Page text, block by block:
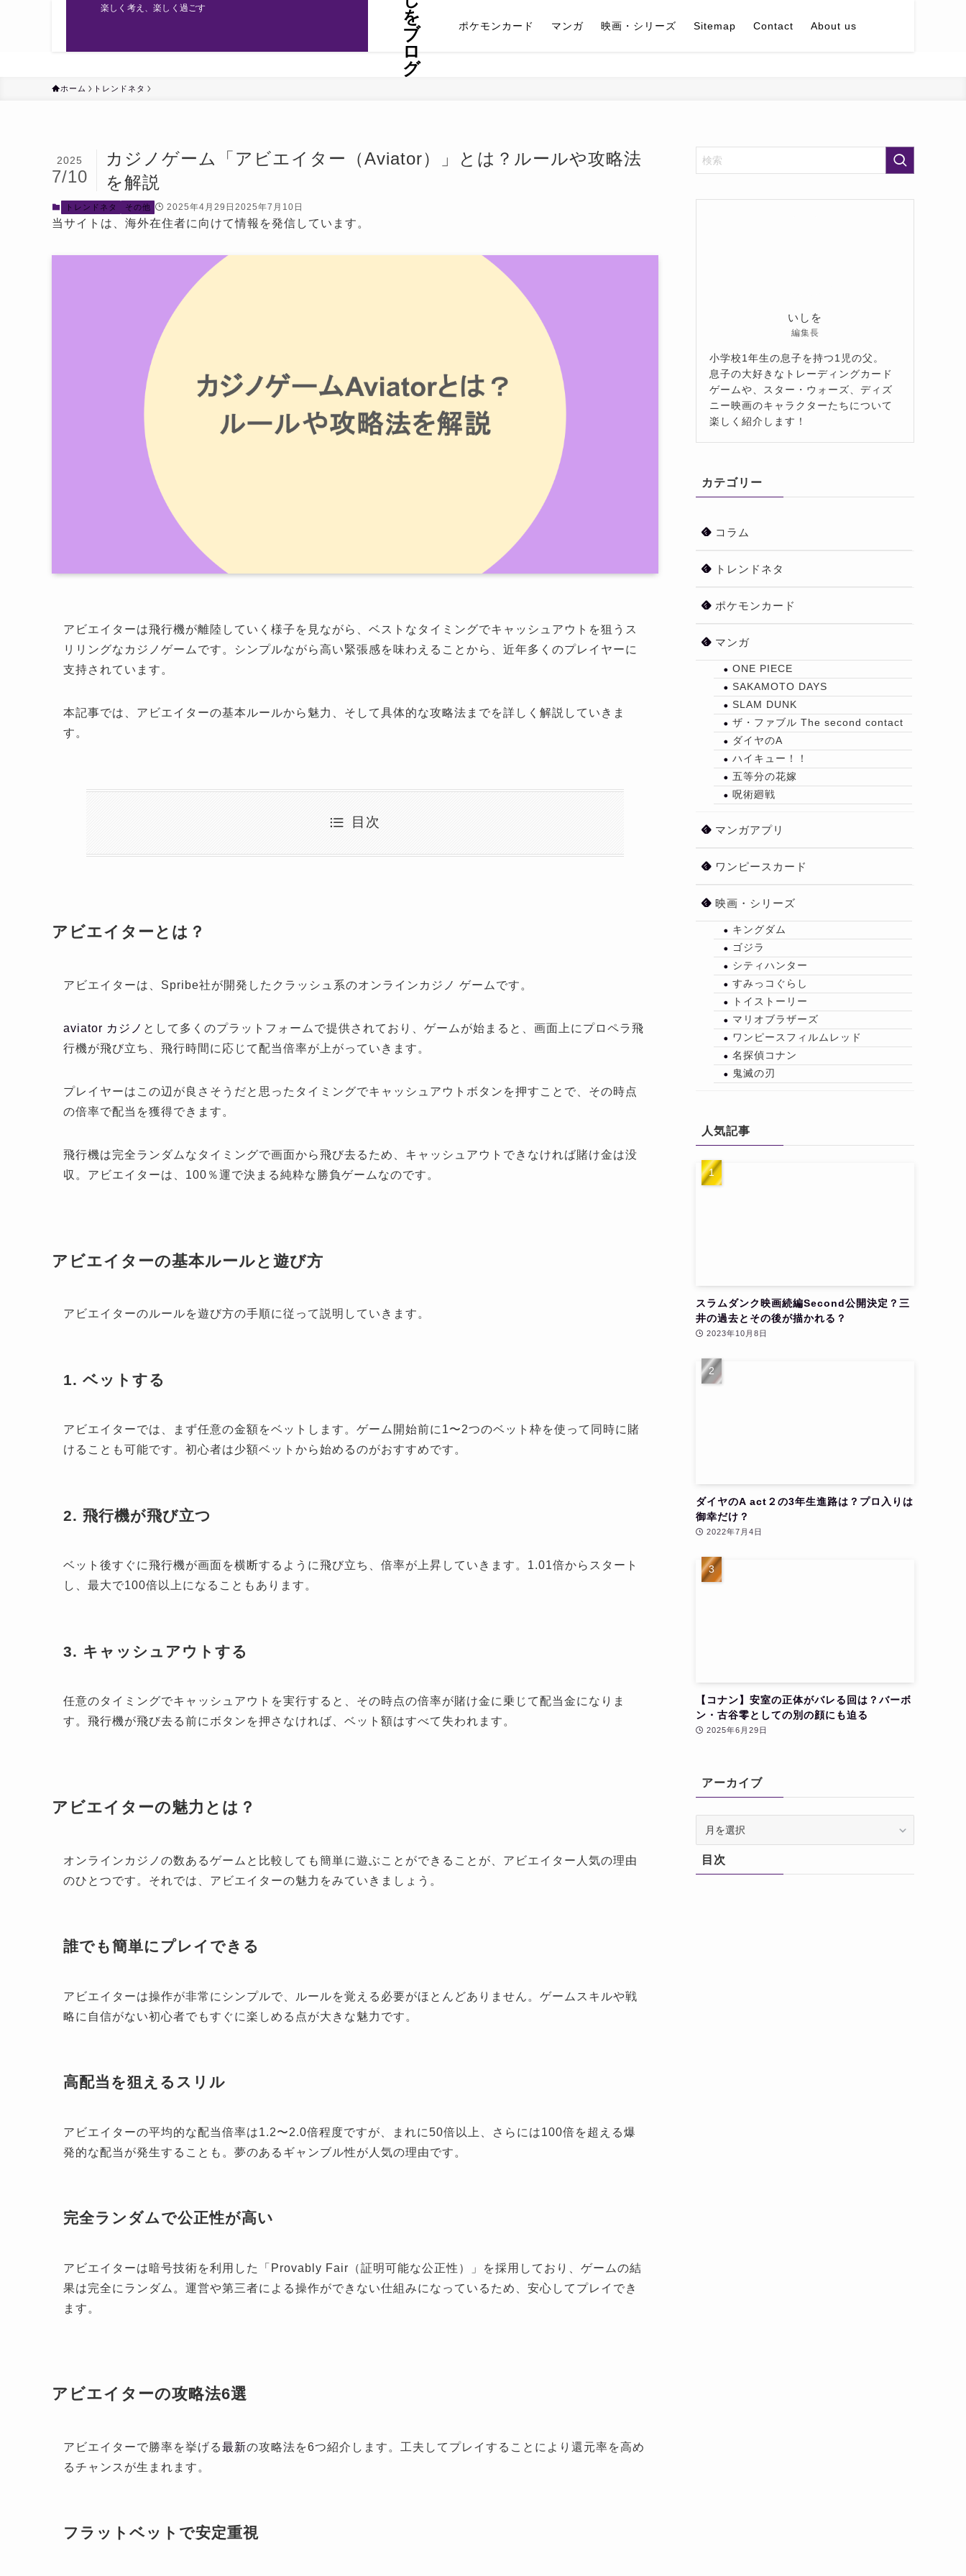
楽しく考え、楽しく過ごす
を
ブ
ロ
グ
ポケモンカード マンガ 映画・シリーズ Sitemap Contact About us
ホーム トレンドネタ
カジノゲーム「アビエイター（Aviator）」とは？ルールや攻略法
を解説
2025
7/10
トレンドネタ その他 2025年4月29日 2025年7月10日
当サイトは、海外在住者に向けて情報を発信しています。
アビエイターは飛行機が離陸していく様子を見ながら、ベストなタイミングでキャッシュアウトを狙うス
リリングなカジノゲームです。シンプルながら高い緊張感を味わえることから、近年多くのプレイヤーに
支持されています。
本記事では、アビエイターの基本ルールから魅力、そして具体的な攻略法までを詳しく解説していきま
す。
目次
アビエイターとは？
アビエイターは、Spribe社が開発したクラッシュ系のオンラインカジノ ゲームです。
aviator カジノ として多くのプラットフォームで提供されており、ゲームが始まると、画面上にプロペラ飛
行機が飛び立ち、飛行時間に応じて配当倍率が上がっていきます。
プレイヤーはこの辺が良さそうだと思ったタイミングでキャッシュアウトボタンを押すことで、その時点
の倍率で配当を獲得できます。
飛行機は完全ランダムなタイミングで画面から飛び去るため、キャッシュアウトできなければ賭け金は没
収。アビエイターは、100％運で決まる純粋な勝負ゲームなのです。
アビエイターの基本ルールと遊び方
アビエイターのルールを遊び方の手順に従って説明していきます。
1. ベットする
アビエイターでは、まず任意の金額をベットします。ゲーム開始前に1〜2つのベット枠を使って同時に賭
けることも可能です。初心者は少額ベットから始めるのがおすすめです。
2. 飛行機が飛び立つ
ベット後すぐに飛行機が画面を横断するように飛び立ち、倍率が上昇していきます。1.01倍からスタート
し、最大で100倍以上になることもあります。
3. キャッシュアウトする
任意のタイミングでキャッシュアウトを実行すると、その時点の倍率が賭け金に乗じて配当金になりま
す。飛行機が飛び去る前にボタンを押さなければ、ベット額はすべて失われます。
アビエイターの魅力とは？
オンラインカジノの数あるゲームと比較しても簡単に遊ぶことができることが、アビエイター人気の理由
のひとつです。それでは、アビエイターの魅力をみていきましょう。
誰でも簡単にプレイできる
アビエイターは操作が非常にシンプルで、ルールを覚える必要がほとんどありません。ゲームスキルや戦
略に自信がない初心者でもすぐに楽しめる点が大きな魅力です。
高配当を狙えるスリル
アビエイターの平均的な配当倍率は1.2〜2.0倍程度ですが、まれに50倍以上、さらには100倍を超える爆
発的な配当が発生することも。夢のあるギャンブル性が人気の理由です。
完全ランダムで公正性が高い
アビエイターは暗号技術を利用した「Provably Fair（証明可能な公正性）」を採用しており、ゲームの結
果は完全にランダム。運営や第三者による操作ができない仕組みになっているため、安心してプレイでき
ます。
アビエイターの攻略法6選
アビエイターで勝率を挙げる最新の攻略法を6つ紹介します。工夫してプレイすることにより還元率を高め
るチャンスが生まれます。
フラットベットで安定重視
いしを
編集長
小学校1年生の息子を持つ1児の父。
息子の大好きなトレーディングカード
ゲームや、スター・ウォーズ、ディズ
ニー映画のキャラクターたちについて
楽しく紹介します！
カテゴリー
コラム
トレンドネタ
ポケモンカード
マンガ
ONE PIECE
SAKAMOTO DAYS
SLAM DUNK
ザ・ファブル The second contact
ダイヤのA
ハイキュー！！
五等分の花嫁
呪術廻戦
マンガアプリ
ワンピースカード
映画・シリーズ
キングダム
ゴジラ
シティハンター
すみっコぐらし
トイストーリー
マリオブラザーズ
ワンピースフィルムレッド
名探偵コナン
鬼滅の刃
人気記事
スラムダンク映画続編Second公開決定？三
井の過去とその後が描かれる？
2023年10月8日
ダイヤのA act２の3年生進路は？プロ入りは
御幸だけ？
2022年7月4日
【コナン】安室の正体がバレる回は？バーボ
ン・古谷零としての別の顔にも迫る
2025年6月29日
アーカイブ
カ目次